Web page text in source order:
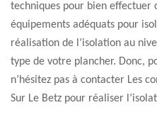
techniques pour bien effectuer
équipements adéquats pour
réalisation de l’isolation au
type de votre plancher. Donc,
n’hésitez pas à contacter Les
Sur Le Betz pour réaliser